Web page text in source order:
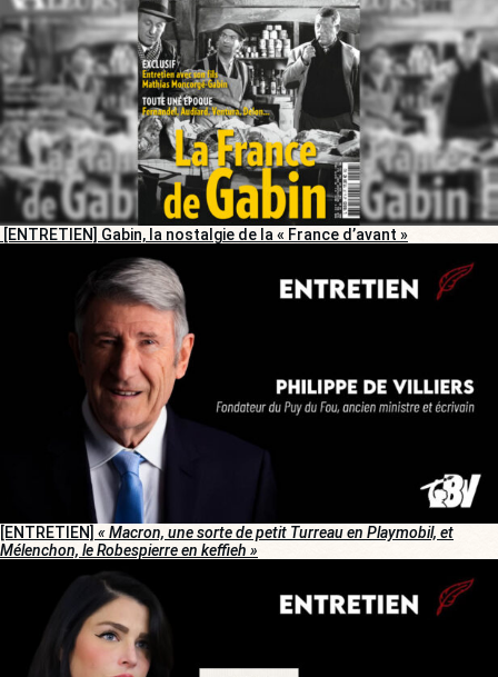
[ENTRETIEN] Gabin, la nostalgie de la « France d’avant »
[ENTRETIEN] « Macron, une sorte de petit Turreau en Playmobil, et
Mélenchon, le Robespierre en keffieh »